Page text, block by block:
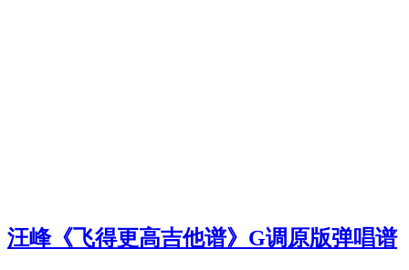
汪峰《飞得更高吉他谱》G调原版弹唱谱